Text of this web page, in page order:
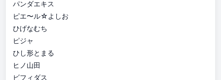
パンダエキス
ピエ〜ル☆よしお
ひげなむち
ピジャ
ひし形とまる
ヒノ山田
ビフィダス